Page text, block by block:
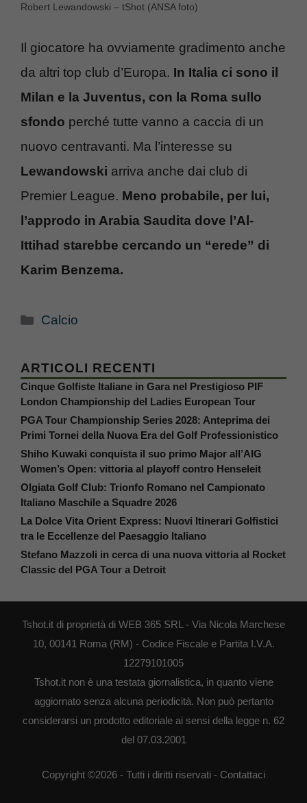
Robert Lewandowski – tShot (ANSA foto)
Il giocatore ha ovviamente gradimento anche
da altri top club d’Europa. In Italia ci sono il
Milan e la Juventus, con la Roma sullo
sfondo perché tutte vanno a caccia di un
nuovo centravanti. Ma l’interesse su
Lewandowski arriva anche dai club di
Premier League. Meno probabile, per lui,
l’approdo in Arabia Saudita dove l’Al-
Ittihad starebbe cercando un “erede” di
Karim Benzema.
Categorie
Calcio
ARTICOLI RECENTI
Cinque Golfiste Italiane in Gara nel Prestigioso PIF
London Championship del Ladies European Tour
PGA Tour Championship Series 2028: Anteprima dei
Primi Tornei della Nuova Era del Golf Professionistico
Shiho Kuwaki conquista il suo primo Major all’AIG
Women’s Open: vittoria al playoff contro Henseleit
Olgiata Golf Club: Trionfo Romano nel Campionato
Italiano Maschile a Squadre 2026
La Dolce Vita Orient Express: Nuovi Itinerari Golfistici
tra le Eccellenze del Paesaggio Italiano
Stefano Mazzoli in cerca di una nuova vittoria al Rocket
Classic del PGA Tour a Detroit
Tshot.it di proprietà di WEB 365 SRL - Via Nicola Marchese
10, 00141 Roma (RM) - Codice Fiscale e Partita I.V.A.
12279101005
Tshot.it non è una testata giornalistica, in quanto viene
aggiornato senza alcuna periodicità. Non può pertanto
considerarsi un prodotto editoriale ai sensi della legge n. 62
del 07.03.2001
Copyright ©2026 - Tutti i diritti riservati - Contattaci